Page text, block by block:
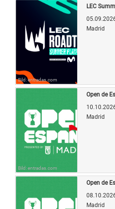
Bild: entradas.com
LEC
Madrid
Bild: entradas.com
Open de
Madrid
Open de
Madrid